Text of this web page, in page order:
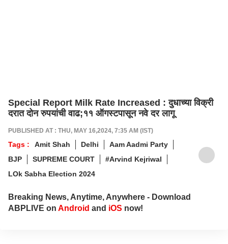
Special Report Milk Rate Increased : दुधाच्या विक्री
दरात दोन रुपयांची वाढ;११ ऑगस्टपासून नवे दर लागू
PUBLISHED AT : THU, MAY 16,2024, 7:35 AM (IST)
Tags : Amit Shah Delhi
Aam Aadmi Party
BJP
SUPREME COURT
#Arvind Kejriwal
LOk Sabha Election 2024
Breaking News, Anytime, Anywhere - Download
ABPLIVE on Android and iOS now!